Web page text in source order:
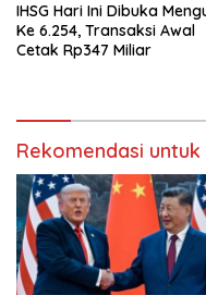
IHSG Hari Ini Dibuka
Ke 6.254, Transaksi Awal
Cetak Rp347 Miliar
Rekomendasi untuk